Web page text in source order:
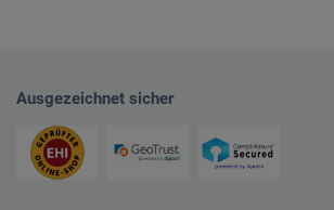
Ausgezeichnet sicher